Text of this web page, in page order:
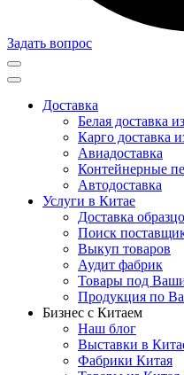
Задать вопрос
Доставка
Белая доставка
Карго доставка
Авиадоставка
Контейнерные
Автодоставка
Услуги в Китае
Доставка
Поиск
Выкуп товаров
Аудит фабрик
Товары под
Продукция по
Бизнес с Китаем
Наш блог
Выставки в
Фабрики Китая